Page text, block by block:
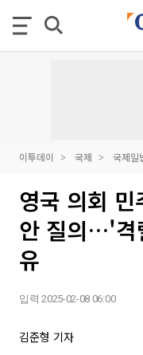
이투데이 국제 국제일
영국 의회
안 질의…'격
유
입력 2025-02-08 06:00
김준형 기자